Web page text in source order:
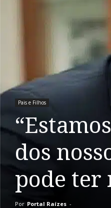
Pais e Filhos
dos
pode ter
Por Portal Raízes -